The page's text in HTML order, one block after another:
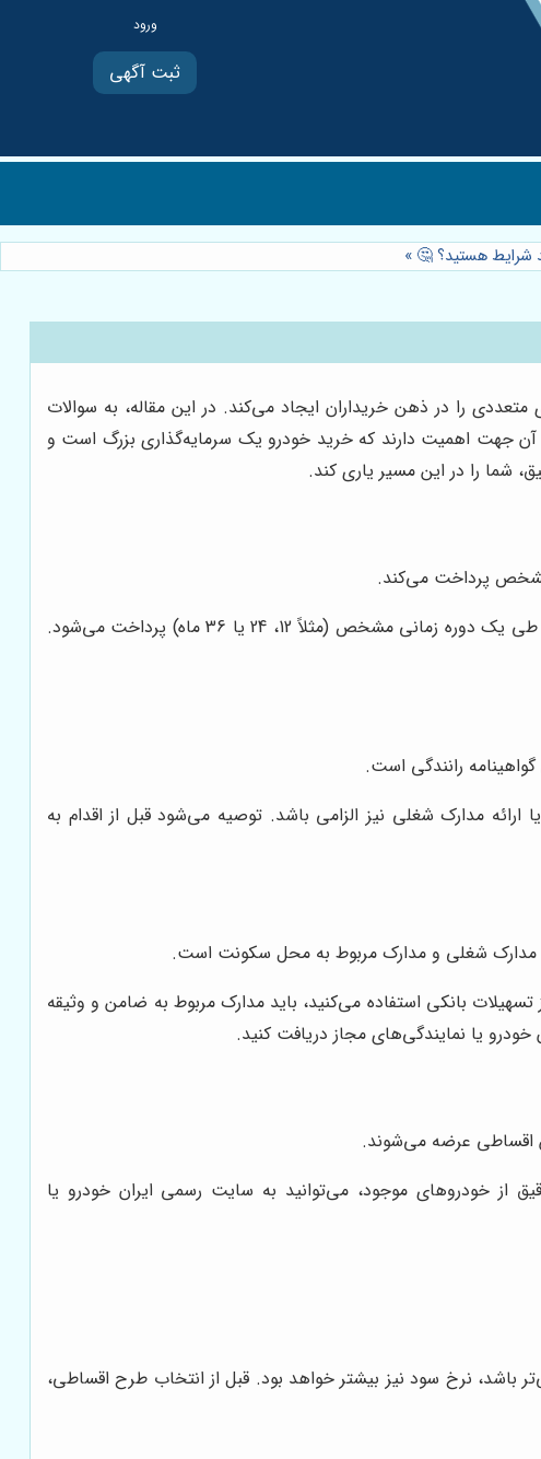
ثبت آگهی
شرایط هستید؟ 🤔 »
را در ذهن خریداران ایجاد می‌کند. در این مقاله، به سوالات
آن جهت اهمیت دارند که خرید خودرو یک سرمایه‌گذاری بزرگ است و
شما را در این مسیر یاری کند.
مشخص پرداخت می‌کند.
در این روش، معمولاً بخشی از مبلغ خودرو به عنوان پیش‌پرداخت پرداخت شده و مابقی آن به صورت اقساط با سود مشخص، طی یک دوره زمانی مشخص (مثلاً 12، 24 یا 36 ماه) پرداخت می‌شود.
مدارک شغلی نیز الزامی باشد. توصیه می‌شود قبل از اقدام به
مدارک شغلی و مدارک مربوط به محل سکونت است.
بانکی استفاده می‌کنید، باید مدارک مربوط به ضامن و وثیقه
خودرو یا نمایندگی‌های مجاز دریافت کنید.
از خودروهای موجود، می‌توانید به سایت رسمی ایران خودرو یا
باشد، نرخ سود نیز بیشتر خواهد بود. قبل از انتخاب طرح اقساطی،